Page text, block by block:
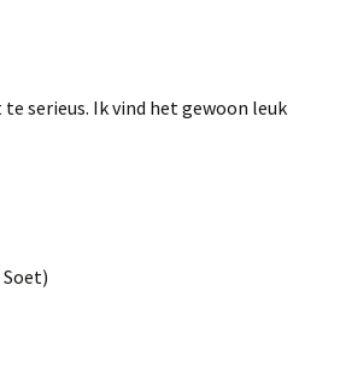
serieus. Ik vind het gewoon leuk